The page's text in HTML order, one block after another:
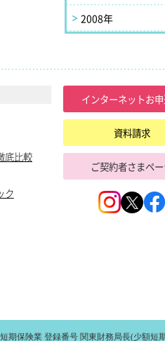
2008年
ペット保険ガイド
底比較
ク
インターネットお
資料請求
ご契約者さまペ
期保険業 登録番号 関東財務局長(少額短